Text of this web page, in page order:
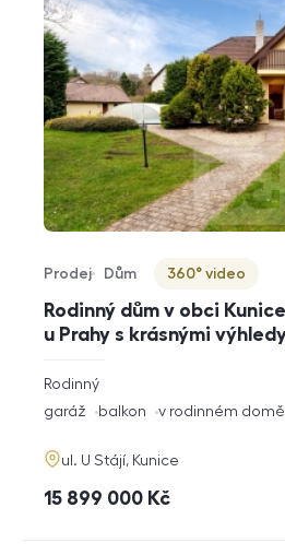
Rodinný dům v obci
u Prahy s krásnými
Typ nabídky
Prodej
Typ nemovitosti
Dům
Virtuální prohlídka
360° video
rozměry
dispozice
Rodinný
funkce
garáž balkon v rodinném domě
adresa
ul. U Stájí, Kunice
cena
15 899 000 Kč